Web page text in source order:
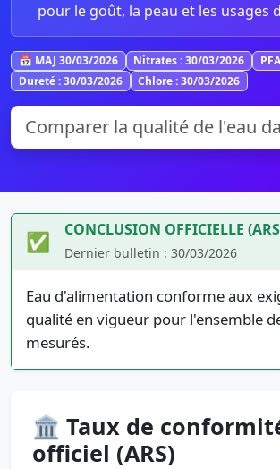
pour le goût, la peau et les usages
📅 MAJ 30/03/2026 Nitrates : 30/03/2026
Dureté : 30/03/2026
Chlore : 30/03/2026
✅ CONCLUSION OFFICIELLE
Dernier bulletin : 30/03/2026
Eau d'alimentation conforme aux
qualité en vigueur pour l'ensemble
mesurés.
🏛️ Taux de
officiel (ARS)